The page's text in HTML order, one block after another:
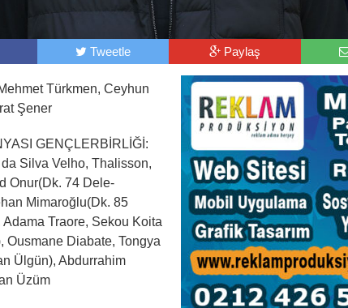
Tweetle Paylaş
Türkmen, Ceyhun
Şener
GENÇLERBİRLİĞİ:
Silva Velho, Thalisson,
Onur(Dk. 74 Dele-
Mimaroğlu(Dk. 85
Traore, Sekou Koita
Ousmane Diabate, Tongya
Ülgün), Abdurrahim
Üzüm